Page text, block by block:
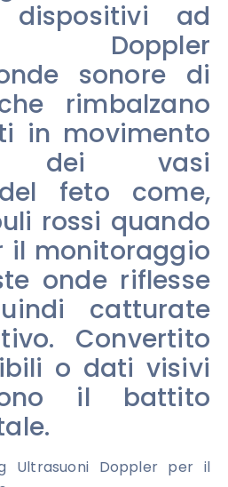
ad
Doppler
sonore di
rimbalzano
in movimento
dei vasi
feto come,
rossi quando
il monitoraggio
onde riflesse
catturate
Convertito
o dati visivi
il battito
Ultrasuoni Doppler per il